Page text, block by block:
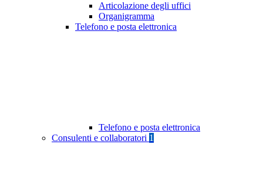
Articolazione degli uffici
Organigramma
Telefono e posta elettronica
Telefono e posta elettronica
Consulenti e collaboratori 1